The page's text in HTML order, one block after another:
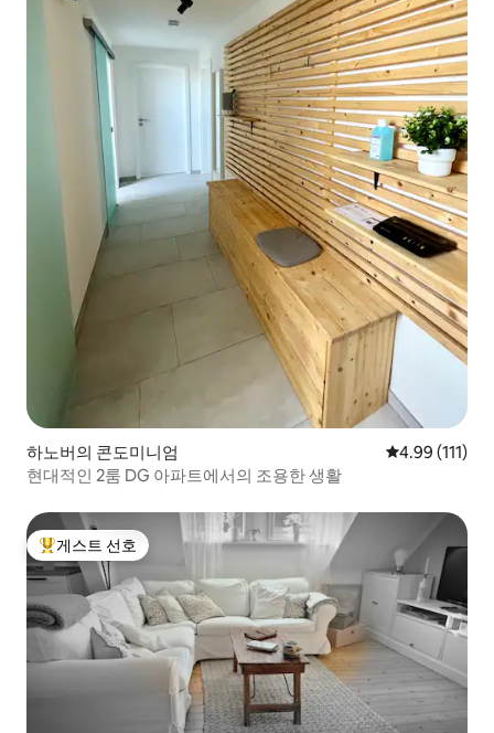
하노버의 콘도미니엄 평점 4.99점(5
4.99 (111)
현대적인 2룸 DG 아파트에서의 조용한 생활
상위 게스트 선호
게스트 선호